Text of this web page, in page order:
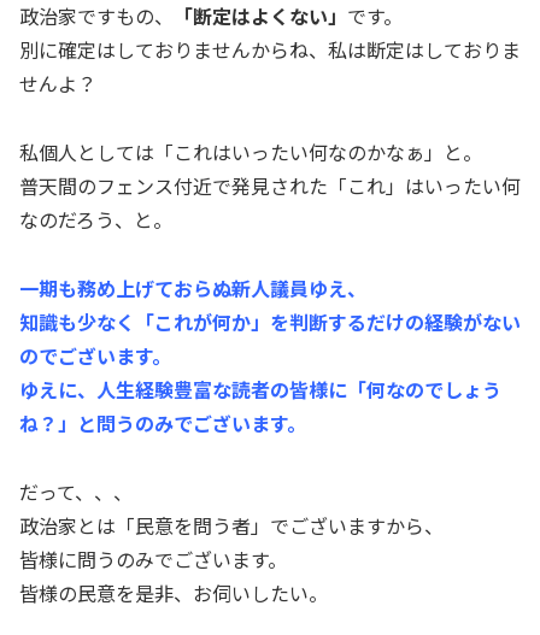
政治家ですもの、
「断定はよくない」 です。
別に確定はしておりませんからね、私は断定はしておりま
せんよ？
私個人としては「これはいったい何なのかなぁ」と。
普天間のフェンス付近で発見された「これ」はいったい何
なのだろう、と。
一期も務め上げておらぬ新人議員ゆえ、
知識も少なく「これが何か」を判断するだけの経験がない
のでございます。
ゆえに、人生経験豊富な読者の皆様に「何なのでしょう
ね？」と問うのみでございます。
だって、、、
政治家とは「民意を問う者」でございますから、
皆様に問うのみでございます。
皆様の民意を是非、お伺いしたい。